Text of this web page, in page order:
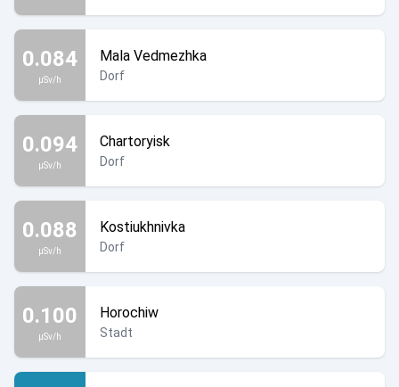
0.084
µSv/h
Mala Vedmezhka
Dorf
0.094
µSv/h
Chartoryisk
Dorf
0.088
µSv/h
Kostiukhnivka
Dorf
0.100
µSv/h
Horochiw
Stadt